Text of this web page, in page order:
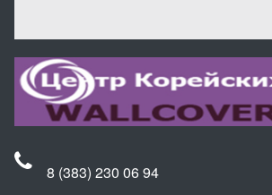
8 (383) 230 06 94